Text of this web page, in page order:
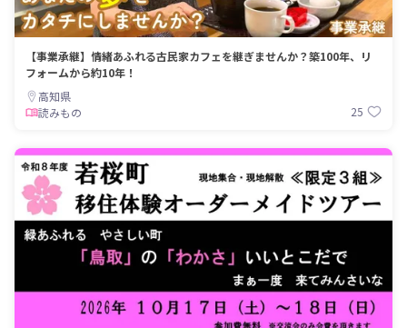
【事業承継】情緒あふれる古民家カフェを継ぎませんか？築100年、リ
フォームから約10年！
高知県
読みもの
25